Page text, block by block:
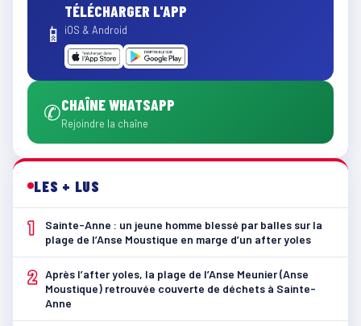
📱
TÉLÉCHARGER L'APP
iOS & Android
✆CHAÎNE WHATSAPP
Rejoindre la chaîne
LES + LUS
1
Sainte-Anne : un jeune homme blessé par balles sur la
plage de l’Anse Moustique en marge d’un after yoles
2 Après l’after yoles, la plage de l’Anse Meunier (Anse
Moustique) retrouvée couverte de déchets à Sainte-
Anne